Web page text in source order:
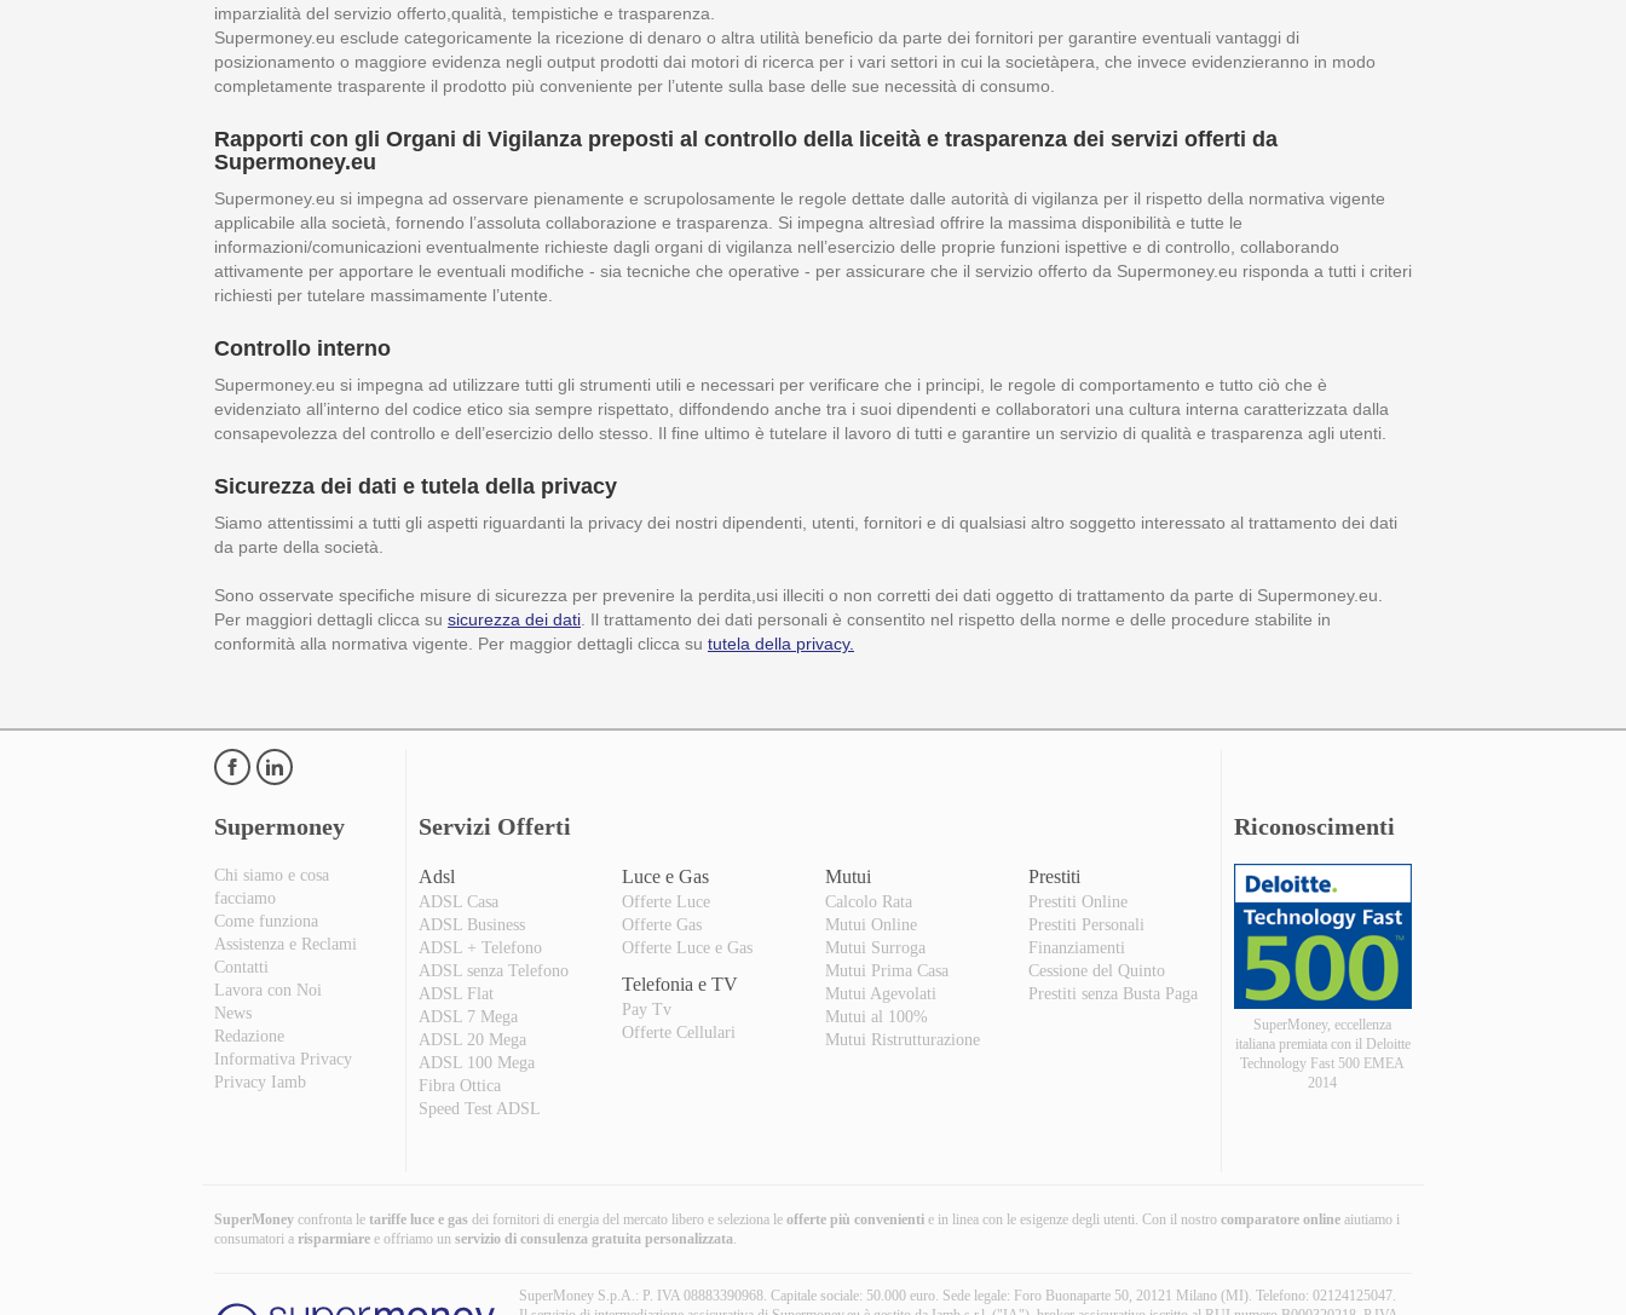
imparzialità del servizio offerto,qualità, tempistiche e trasparenza.
Supermoney.eu esclude categoricamente la ricezione di denaro o altra utilità beneficio da parte dei fornitori per garantire eventuali vantaggi di
posizionamento o maggiore evidenza negli output prodotti dai motori di ricerca per i vari settori in cui la societàpera, che invece evidenzieranno in modo
completamente trasparente il prodotto più conveniente per l’utente sulla base delle sue necessità di consumo.
Rapporti con gli Organi di Vigilanza preposti al controllo della liceità e trasparenza dei servizi offerti da
Supermoney.eu
Supermoney.eu si impegna ad osservare pienamente e scrupolosamente le regole dettate dalle autorità di vigilanza per il rispetto della normativa vigente
applicabile alla società, fornendo l’assoluta collaborazione e trasparenza. Si impegna altresìad offrire la massima disponibilità e tutte le
informazioni/comunicazioni eventualmente richieste dagli organi di vigilanza nell’esercizio delle proprie funzioni ispettive e di controllo, collaborando
attivamente per apportare le eventuali modifiche - sia tecniche che operative - per assicurare che il servizio offerto da Supermoney.eu risponda a tutti i criteri
richiesti per tutelare massimamente l’utente.
Controllo interno
Supermoney.eu si impegna ad utilizzare tutti gli strumenti utili e necessari per verificare che i principi, le regole di comportamento e tutto ciò che è
evidenziato all’interno del codice etico sia sempre rispettato, diffondendo anche tra i suoi dipendenti e collaboratori una cultura interna caratterizzata dalla
consapevolezza del controllo e dell’esercizio dello stesso. Il fine ultimo è tutelare il lavoro di tutti e garantire un servizio di qualità e trasparenza agli utenti.
Sicurezza dei dati e tutela della privacy
Siamo attentissimi a tutti gli aspetti riguardanti la privacy dei nostri dipendenti, utenti, fornitori e di qualsiasi altro soggetto interessato al trattamento dei dati
da parte della società.
Sono osservate specifiche misure di sicurezza per prevenire la perdita,usi illeciti o non corretti dei dati oggetto di trattamento da parte di Supermoney.eu.
Per maggiori dettagli clicca su sicurezza dei dati . Il trattamento dei dati personali è consentito nel rispetto della norme e delle procedure stabilite in
conformità alla normativa vigente. Per maggior dettagli clicca su tutela della privacy.
Supermoney
Chi siamo e cosa
facciamo
Come funziona
Assistenza e Reclami
Contatti
Lavora con Noi
News
Redazione
Informativa Privacy
Privacy Iamb
Servizi Offerti
Adsl
ADSL Casa
ADSL Business
ADSL + Telefono
ADSL senza Telefono
ADSL Flat
ADSL 7 Mega
ADSL 20 Mega
ADSL 100 Mega
Fibra Ottica
Speed Test ADSL
Luce e Gas
Offerte Luce
Offerte Gas
Offerte Luce e Gas
Telefonia e TV
Pay Tv
Offerte Cellulari
Mutui
Calcolo Rata
Mutui Online
Mutui Surroga
Mutui Prima Casa
Mutui Agevolati
Mutui al 100%
Mutui Ristrutturazione
Prestiti
Prestiti Online
Prestiti Personali
Finanziamenti
Cessione del Quinto
Prestiti senza Busta Paga
Riconoscimenti
SuperMoney, eccellenza
italiana premiata con il Deloitte
Technology Fast 500 EMEA
2014
SuperMoney confronta le tariffe luce e gas dei fornitori di energia del mercato libero e seleziona le offerte più convenienti e in linea con le esigenze degli utenti. Con il nostro comparatore online aiutiamo i
consumatori a risparmiare e offriamo un servizio di consulenza gratuita personalizzata.
SuperMoney S.p.A.: P. IVA 08883390968. Capitale sociale: 50.000 euro. Sede legale: Foro Buonaparte 50, 20121 Milano (MI). Telefono: 02124125047.